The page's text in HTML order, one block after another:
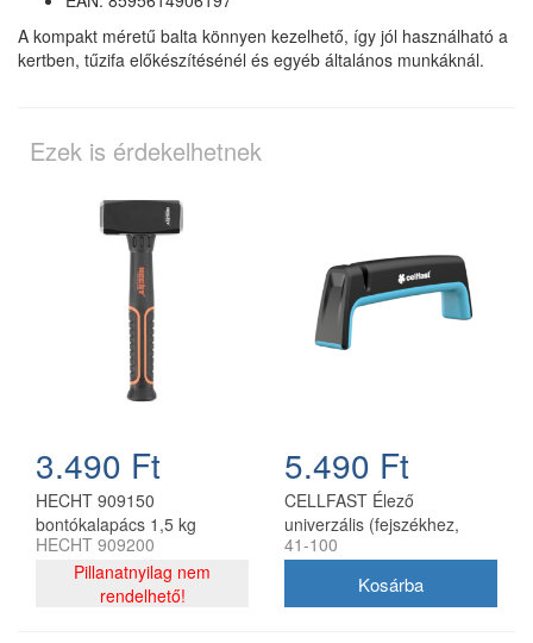
A kompakt méretű balta könnyen kezelhető, így jól használható a
kertben, tűzifa előkészítésénél és egyéb általános munkáknál.
Ezek is érdekelhetnek
3.490 Ft
HECHT 909150
bontókalapács 1,5 kg
HECHT 909200
Pillanatnyilag nem
rendelhető!
5.490 Ft
CELLFAST Élező
univerzális (fejszékhez,
késekhez, ollókhoz)
41-100